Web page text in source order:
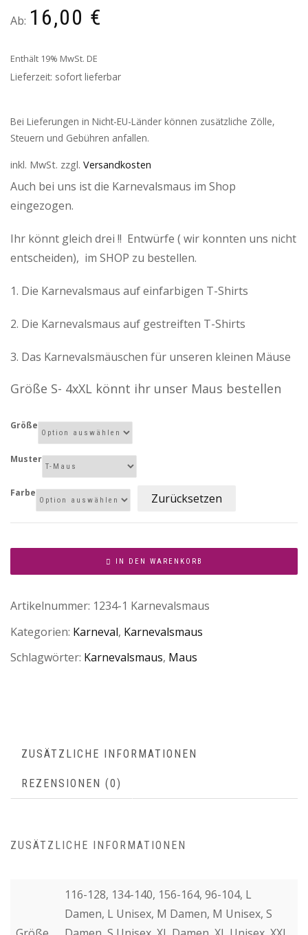
Ab: 16,00 €
Enthält 19% MwSt. DE
Lieferzeit: sofort lieferbar
Bei Lieferungen in Nicht-EU-Länder können zusätzliche Zölle,
Steuern und Gebühren anfallen.
inkl. MwSt. zzgl. Versandkosten
Auch bei uns ist die Karnevalsmaus im Shop
eingezogen.
Ihr könnt gleich drei !! Entwürfe ( wir konnten uns nicht
entscheiden), im SHOP zu bestellen.
1. Die Karnevalsmaus auf einfarbigen T-Shirts
2. Die Karnevalsmaus auf gestreiften T-Shirts
3. Das Karnevalsmäuschen für unseren kleinen Mäuse
Größe S- 4xXL könnt ihr unser Maus bestellen
Größe
Muster
Farbe Zurücksetzen
IN DEN WARENKORB
Artikelnummer: 1234-1 Karnevalsmaus
Kategorien: Karneval, Karnevalsmaus
Schlagwörter: Karnevalsmaus, Maus
ZUSÄTZLICHE INFORMATIONEN
REZENSIONEN (0)
ZUSÄTZLICHE INFORMATIONEN
116-128, 134-140, 156-164, 96-104, L
Damen, L Unisex, M Damen, M Unisex, S